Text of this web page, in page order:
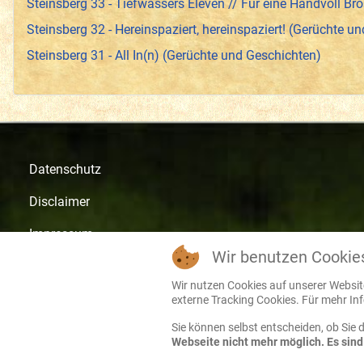
Steinsberg 33 - Tiefwassers Eleven // Für eine Handvoll
Steinsberg 32 - Hereinspaziert, hereinspaziert! (Gerüchte
Steinsberg 31 - All In(n) (Gerüchte und Geschichten)
Datenschutz
Disclaimer
Impressum
Wir benutzen
Wir nutzen Cookies auf unserer
externe Tracking Cookies. Für mehr
Sie können selbst entscheiden, ob Sie
Webseite nicht mehr möglich. Es